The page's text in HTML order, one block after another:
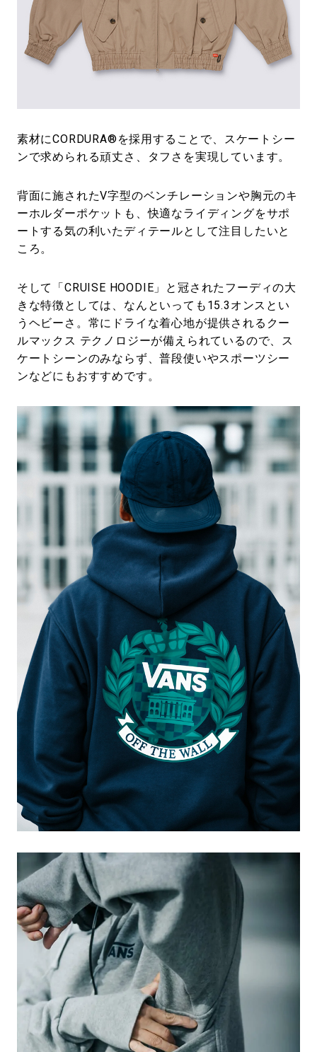
素材にCORDURA®を採用することで、スケートシー
ンで求められる頑丈さ、タフさを実現しています。
背面に施されたV字型のベンチレーションや胸元のキ
ーホルダーポケットも、快適なライディングをサポ
ートする気の利いたディテールとして注目したいと
ころ。
そして「CRUISE HOODIE」と冠されたフーディの大
きな特徴としては、なんといっても15.3オンスとい
うヘビーさ。常にドライな着心地が提供されるクー
ルマックス テクノロジーが備えられているので、ス
ケートシーンのみならず、普段使いやスポーツシー
ンなどにもおすすめです。